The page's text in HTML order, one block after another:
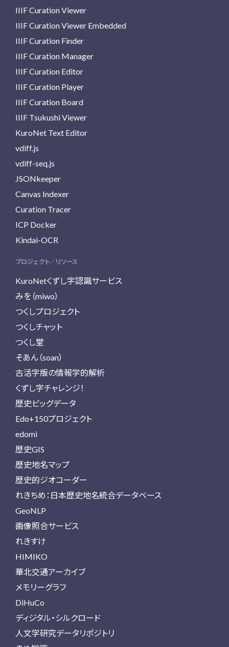
IIIF Curation Viewer
IIIF Curation Viewer Embedded
IIIF Curation Finder
IIIF Curation Manager
IIIF Curation Editor
IIIF Curation Player
IIIF Curation Board
IIIF Tsukushi Viewer
KuroNet Text Editor
vdiff.js
vdiff-seq.js
JSONkeeper
Canvas Indexer
Curation Tracer
ICP Docker
Kindai-OCR
プロジェクト／リソース
KuroNetくずし字認識サービス
みを（miwo）
つくしプロジェクト
つくしチャット
つくし堂
そあん（soan）
古活字版の情報学的解析
くずし字チャレンジ！
歴史ビッグデータ
Edo+150プロジェクト
edomi
歴史GIS
歴史地名マップ
歴史的ジオコーダー
れきちめ：日本歴史地名統合データベース
GeoNLP
画像照合サービス
れきすけ
HIMIKO
華北交通アーカイブ
メモリーグラフ
DiHuCo
ディジタル・シルクロード
人文学研究データリポジトリ